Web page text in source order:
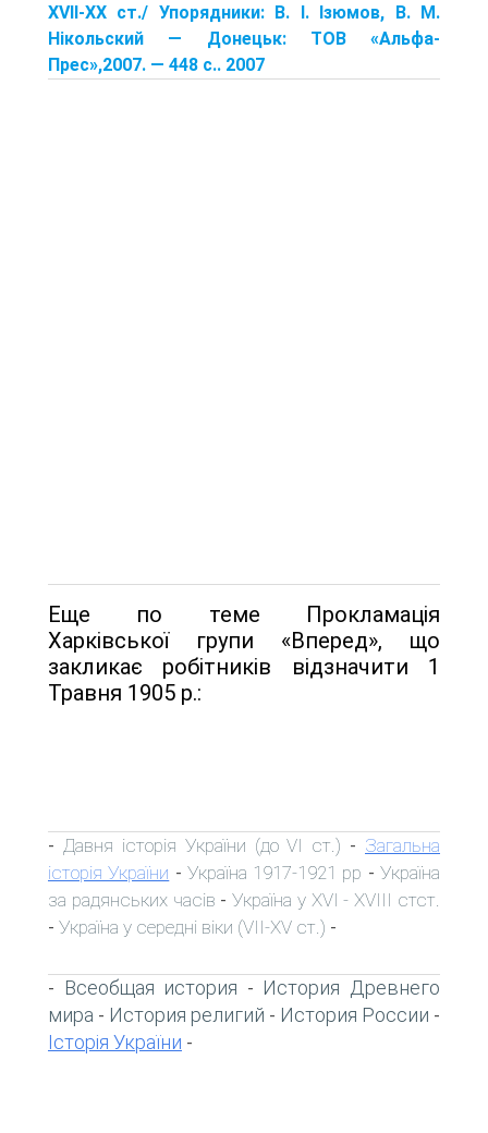
XVII-XX ст./ Упорядники: В. І. Ізюмов, В. М.
Нікольский — Донецьк: TOB «Альфа-
Прес»,2007. — 448 с.. 2007
Еще по теме Прокламація
Харківської групи «Вперед», що
закликає робітників відзначити 1
Травня 1905 р.:
- Давня історія України (до VI ст.) - Загальна
історія України - Україна 1917-1921 рр -Україна
за радянських часів -Україна у XVI - XVIII стст.
- Україна у середні віки (VII-XV ст.) -
- Всеобщая история - История Древнего
мира - История религий - История России -
Історія України -